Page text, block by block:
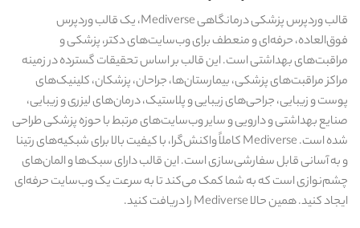
قالب وردپرس پزشکی درمانگاهی Mediverse، یک قالب وردپرس
فوق‌العاده، حرفه‌ای و منعطف برای وب‌سایت‌های دکتر، پزشکی و
مراقبت‌های بهداشتی است. این قالب بر اساس تحقیقات گسترده در زمینه
مراکز مراقبت‌های پزشکی، بیمارستان‌ها، جراحان، پزشکان، کلینیک‌های
پوست و زیبایی، جراحی‌های زیبایی و پلاستیک، درمان‌های لیزری و زیبایی،
صنایع بهداشتی و دارویی و سایر وب‌سایت‌های مرتبط با حوزه پزشکی طراحی
شده است. Mediverse کاملاً واکنش‌گرا، با کیفیت بالا برای شبکیه‌های رتینا
و به آسانی قابل سفارشی‌سازی است. این قالب دارای سبک‌ها و المان‌های
چشم‌نوازی است که به شما کمک می‌کند تا به سرعت یک وب‌سایت حرفه‌ای
ایجاد کنید. همین حالا Mediverse را دریافت کنید.